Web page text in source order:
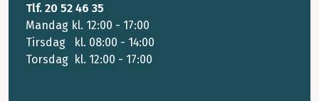
Tlf. 20 52 46 35
Mandag kl. 12:00 - 17:00
Tirsdag kl. 08:00 - 14:00
Torsdag kl. 12:00 - 17:00